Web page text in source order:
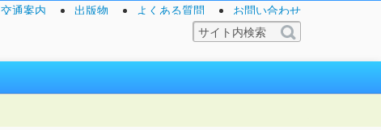
交通案内 出版物 よくある質問 お問い合わせ